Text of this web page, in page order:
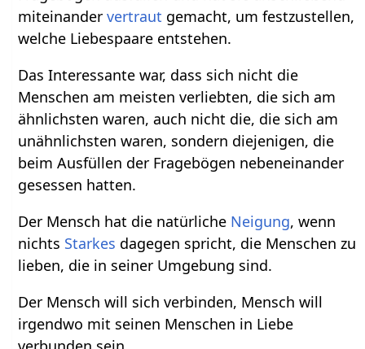
miteinandervertraut gemacht, um festzustellen,
welche Liebespaare entstehen.
Das Interessante war, dass sich nicht die
Menschen am meisten verliebten, die sich am
ähnlichsten waren, auch nicht die, die sich am
unähnlichsten waren, sondern diejenigen, die
beim Ausfüllen der Fragebögen nebeneinander
gesessen hatten.
Der Mensch hat die natürliche Neigung, wenn
nichts Starkes dagegen spricht, die Menschen zu
lieben, die in seiner Umgebung sind.
Der Mensch will sich verbinden, Mensch will
irgendwo mit seinen Menschen in Liebe